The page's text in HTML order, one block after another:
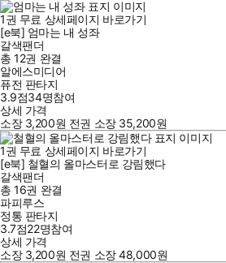
1권 무료 상세페이지 바로가기
[e북] 엄마는 내 성좌
갈색팬더
총 12권 완결
알에스미디어
퓨전 판타지
3.9점34명참여
상세 가격
소장 3,200원 전권 소장 35,200원
1권 무료 상세페이지 바로가기
[e북] 철혈의 올마스터로 강림했다
갈색팬더
총 16권 완결
파피루스
정통 판타지
3.7점22명참여
상세 가격
소장 3,200원 전권 소장48,000원